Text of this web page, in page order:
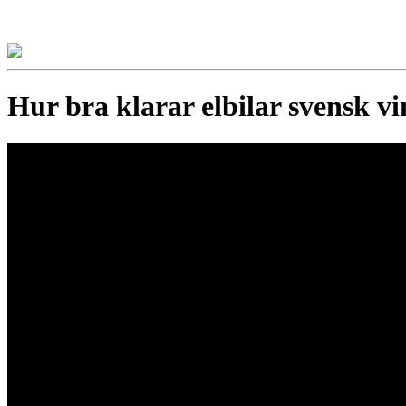
Hur bra klarar elbilar svensk